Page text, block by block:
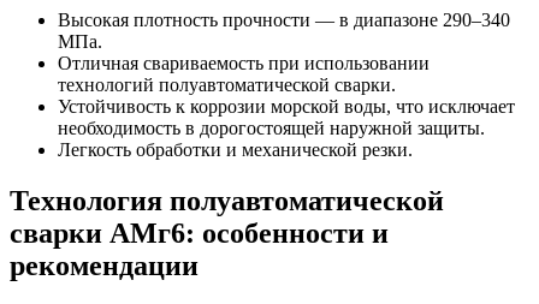
Высокая плотность прочности — в диапазоне 290–340
МПа.
Отличная свариваемость при использовании
технологий полуавтоматической сварки.
Устойчивость к коррозии морской воды, что исключает
необходимость в дорогостоящей наружной защиты.
Легкость обработки и механической резки.
Технология полуавтоматической
сварки АМг6: особенности и
рекомендации